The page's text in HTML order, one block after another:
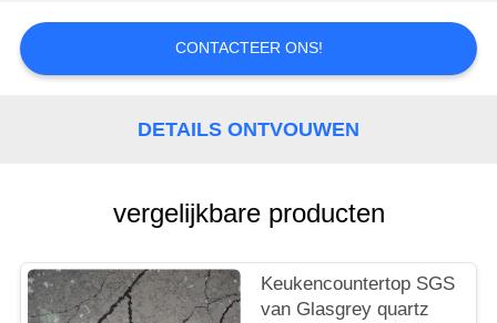
CITAAT
SITEMAP
CONTACTEER ONS!
DETAILS ONTVOUWEN
vergelijkbare producten
Keukencountertop SGS
van Glasgrey quartz